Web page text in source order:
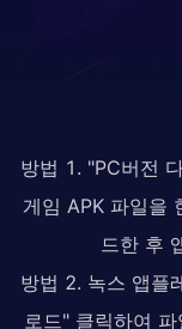
방법 1. "PC버전
게임 APK 파일을
드한 후
방법 2. 녹스 앱플
로드" 클릭하여